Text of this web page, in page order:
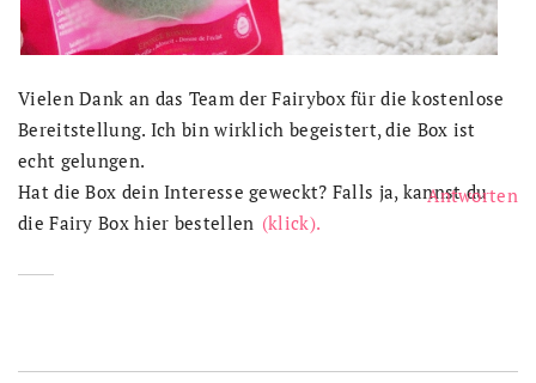
Vielen Dank an das Team der Fairybox für die kostenlose
Bereitstellung. Ich bin wirklich begeistert, die Box ist
echt gelungen.
Hat die Box dein Interesse geweckt? Falls ja, kannst du
die Fairy Box hier bestellen (klick).
Antworten